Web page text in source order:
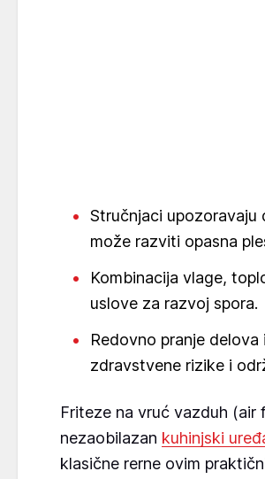
Stručnjaci upozoravaju
može razviti opasna
Kombinacija vlage,
uslove za razvoj spora.
Redovno pranje delova
zdravstvene rizike i
Friteze na vruć vazduh (air
nezaobilazan kuhinjski
klasične rerne ovim